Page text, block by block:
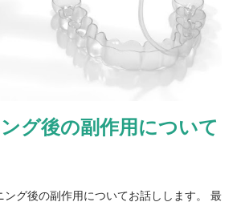
院して頂きました。 だいぶ白くはなりま
残っています。 ホームホワイトニングの
ホワイトニングを行いました。 治療時間
そして、いよいよオフィスホワイトニン
に3段階程度白さがアップしました。 デ
いう方へおすすめの ホワイトニング で
調等でお悩みの方は是非ご相談ください。
グ後の副作用について
ング後の副作用についてお話しします。 最